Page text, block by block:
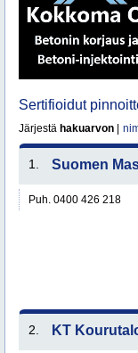
Sertifioidut
Järjestä hakuarvon
1. Suomen
Puh. 0400 426 218
2. KT